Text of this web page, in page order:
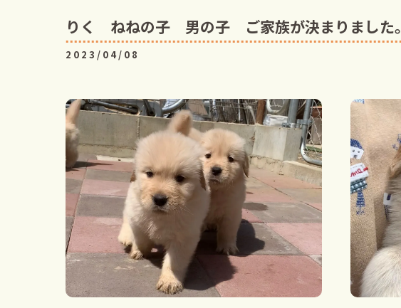
りく ねねの子 男の子 ご家族が決まりました。
2023/04/08